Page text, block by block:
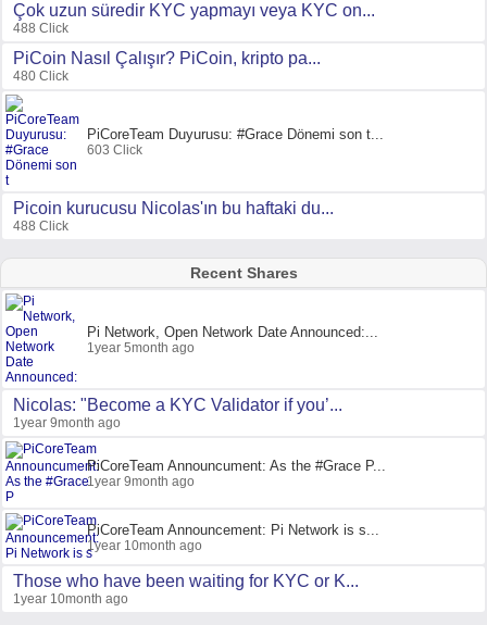
Çok uzun süredir KYC yapmayı veya KYC on...
488 Click
PiCoin Nasıl Çalışır? PiCoin, kripto pa...
480 Click
PiCoreTeam Duyurusu: #Grace Dönemi son t...
603 Click
Picoin kurucusu Nicolas'ın bu haftaki du...
488 Click
Recent Shares
Pi Network, Open Network Date Announced:...
1year 5month ago
Nicolas: "Become a KYC Validator if you’...
1year 9month ago
PiCoreTeam Announcument: As the #Grace P...
1year 9month ago
PiCoreTeam Announcement: Pi Network is s...
1year 10month ago
Those who have been waiting for KYC or K...
1year 10month ago